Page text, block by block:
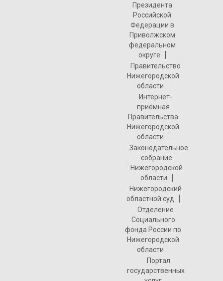
Президента
Российской
Федерации в
Приволжском
федеральном
округе
Правительство
Нижегородской
области
Интернет-
приёмная
Правительства
Нижегородской
области
Законодательное
собрание
Нижегородской
области
Нижегородский
областной суд
Отделение
Социального
фонда России по
Нижегородской
области
Портал
государственных